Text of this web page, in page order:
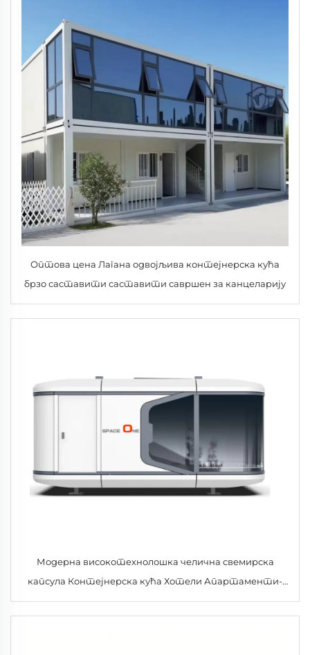
Оптова цена Лагана одвојљива контејнерска кућа
брзо саставити саставити савршен за канцеларију
Модерна високотехнолошка челична свемирска
капсула Контејнерска кућа Хотели Апартаменти-
Префаб Ливинг Под Соларна енергија Гостиња
Купатило